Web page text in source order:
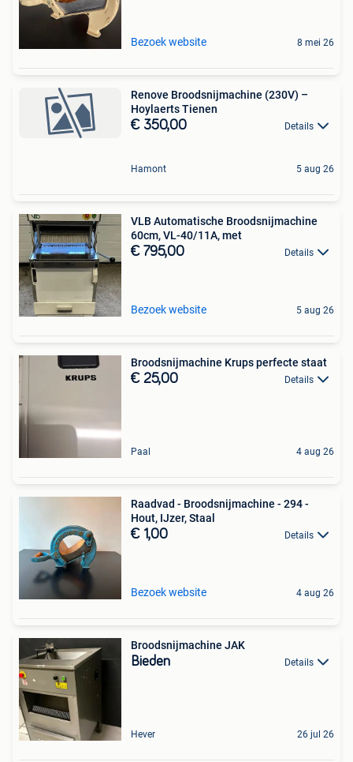
Bezoek website 8 mei 26
Renove Broodsnijmachine (230V) –
Hoylaerts Tienen
€ 350,00 Details
Hamont 5 aug 26
VLB Automatische Broodsnijmachine
60cm, VL-40/11A, met
€ 795,00 Details
Bezoek website 5 aug 26
Broodsnijmachine Krups perfecte staat
€ 25,00 Details
Paal 4 aug 26
Raadvad - Broodsnijmachine - 294 -
Hout, IJzer, Staal
€ 1,00 Details
Bezoek website 4 aug 26
Broodsnijmachine JAK
Bieden Details
Hever 26 jul 26